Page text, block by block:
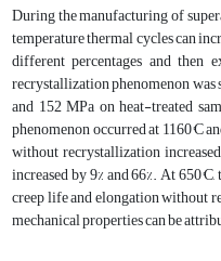
During the manufacturing of
temperature thermal cycles can
different percentages and then
recrystallization phenomenon was
and 152 MPa on heat-treated
phenomenon occurred at 1160°C
without recrystallization
increased by 9% and 66%. At
creep life and elongation without
mechanical properties can be